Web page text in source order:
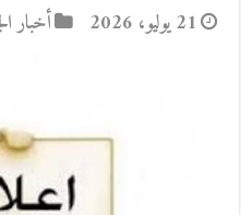
21 يوليو، 2026 أخبار